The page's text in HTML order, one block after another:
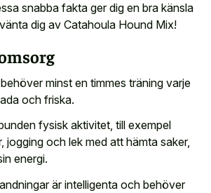
snabba fakta ger dig en bra känsla
dig av Catahoula Hound Mix!
minst en timmes träning varje
och friska.
fysisk aktivitet, till exempel
jogging och lek med att hämta saker,
energi.
är intelligenta och behöver